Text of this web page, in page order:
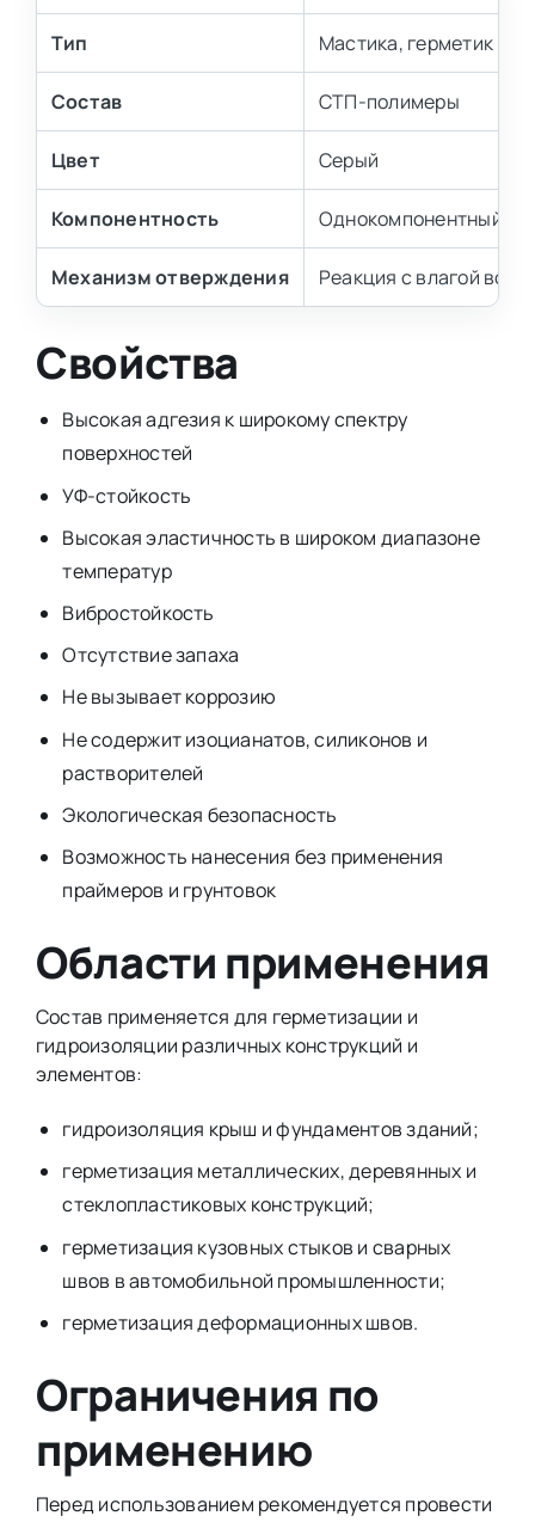
Тип Мастика, герметик
Состав СТП-полимеры
Цвет Серый
Компонентность Однокомпонентный
Механизм отверждения Реакция с влагой
Свойства
Высокая адгезия к широкому спектру
поверхностей
УФ-стойкость
Высокая эластичность в широком диапазоне
температур
Вибростойкость
Отсутствие запаха
Не вызывает коррозию
Не содержит изоцианатов, силиконов и
растворителей
Экологическая безопасность
Возможность нанесения без применения
праймеров и грунтовок
Области применения
Состав применяется для герметизации и
гидроизоляции различных конструкций и
элементов:
гидроизоляция крыш и фундаментов зданий;
герметизация металлических, деревянных и
стеклопластиковых конструкций;
герметизация кузовных стыков и сварных
швов в автомобильной промышленности;
герметизация деформационных швов.
Ограничения по
применению
Перед использованием рекомендуется провести